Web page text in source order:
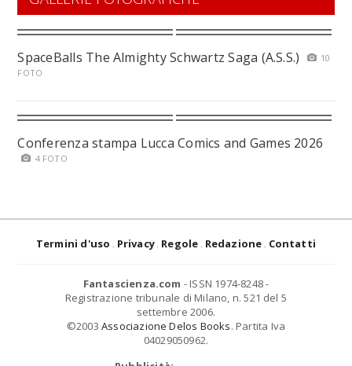
SpaceBalls The Almighty Schwartz Saga (A.S.S.)
10
FOTO
Conferenza stampa Lucca Comics and Games 2026
4 FOTO
Termini d'uso Privacy Regole Redazione Contatti
Fantascienza.com - ISSN 1974-8248 -
Registrazione tribunale di Milano, n. 521 del 5
settembre 2006.
©2003 Associazione Delos Books. Partita Iva
04029050962.